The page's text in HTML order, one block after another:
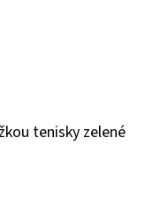
tenisky zelené